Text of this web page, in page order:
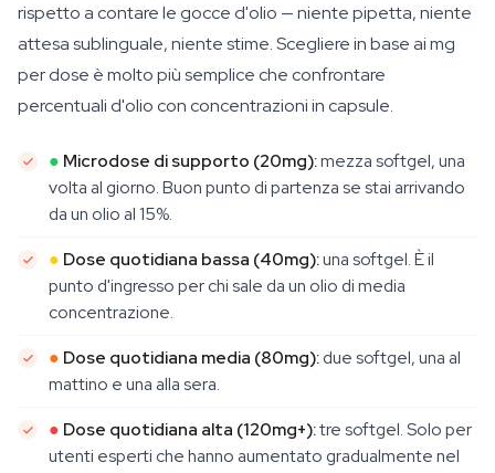
rispetto a contare le gocce d'olio — niente pipetta, niente
attesa sublinguale, niente stime. Scegliere in base ai mg
per dose è molto più semplice che confrontare
percentuali d'olio con concentrazioni in capsule.
● Microdose di supporto (20mg):mezza softgel, una
volta al giorno. Buon punto di partenza se stai arrivando
da un olio al 15%.
● Dose quotidiana bassa (40mg):una softgel. È il
punto d'ingresso per chi sale da un olio di media
concentrazione.
● Dose quotidiana media (80mg):due softgel, una al
mattino e una alla sera.
● Dose quotidiana alta (120mg+):tre softgel. Solo per
utenti esperti che hanno aumentato gradualmente nel